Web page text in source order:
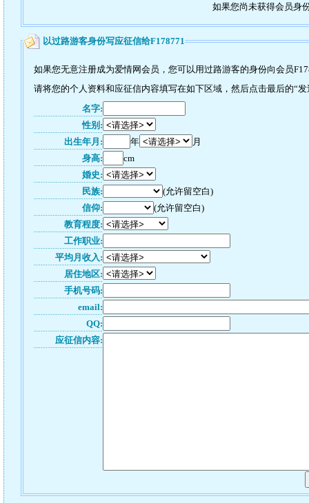
如果您尚未获得会员身
以过路游客身份写应征信给F178771
如果您无意注册成为爱情网会员，您可以用过路游客的身份向会员
请将您的个人资料和应征信内容填写在如下区域，然后点击最后的“
名字:
性别:
出生年月:
年
月
身高:
cm
婚史:
民族:
(允许留空白)
信仰:
(允许留空白)
教育程度:
工作职业:
平均月收入:
居住地区:
手机号码:
email:
QQ:
应征信内容: